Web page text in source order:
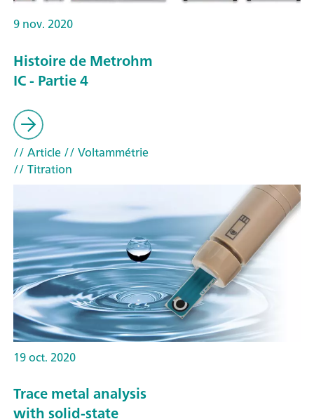
9 nov. 2020
Histoire de Metrohm
IC - Partie 4
// Article// Voltammétrie
// Titration
19 oct. 2020
Trace metal analysis
with solid-state